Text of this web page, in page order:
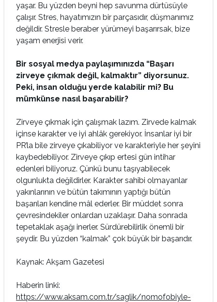
yaşar. Bu yüzden beyni hep savunma dürtüsüyle
çalışır. Stres, hayatımızın bir parçasıdır, düşmanımız
değildir. Stresle beraber yürümeyi başarırsak, bize
yaşam enerjisi verir.
Bir sosyal medya paylaşımınızda “Başarı
zirveye çıkmak değil, kalmaktır” diyorsunuz.
Peki, insan olduğu yerde kalabilir mi? Bu
mümkünse nasıl başarabilir?
Zirveye çıkmak için çalışmak lazım. Zirvede kalmak
içinse karakter ve iyi ahlâk gerekiyor. İnsanlar iyi bir
PR’la bile zirveye çıkabiliyor ve karakteriyle her şeyini
kaybedebiliyor. Zirveye çıkıp ertesi gün intihar
edenleri biliyoruz. Çünkü bunu taşıyabilecek
olgunlukta değildirler. Karakter sahibi olmayanlar
yakınlarının ve bütün takımının yaptığı bütün
başarıları kendine mâl ederler. Bir müddet sonra
çevresindekiler onlardan uzaklaşır. Daha sonrada
tepetaklak aşağı inerler. Sürdürebilirlik önemli bir
şeydir. Bu yüzden “kalmak” çok büyük bir başarıdır.
Kaynak: Akşam Gazetesi
Haberin linki:
https://www.aksam.com.tr/saglik/nomofobiyle-